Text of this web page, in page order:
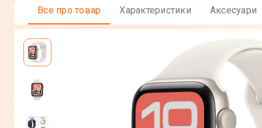
Все про товар Характеристики Аксесуари